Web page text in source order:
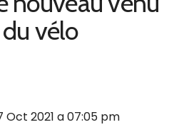
vélo
Oct 2021 a 07:05 pm